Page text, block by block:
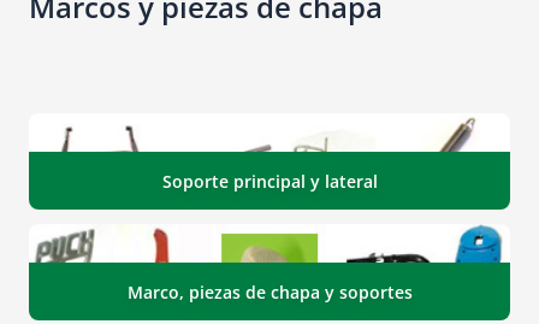
Soporte principal y lateral
Marco, piezas de chapa y soportes